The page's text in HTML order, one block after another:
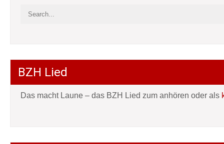
BZH Lied
Das macht Laune – das BZH Lied zum anhören oder als